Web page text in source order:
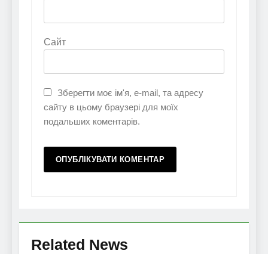
Сайт
Зберегти моє ім'я, e-mail, та адресу
сайту в цьому браузері для моїх
подальших коментарів.
Related News